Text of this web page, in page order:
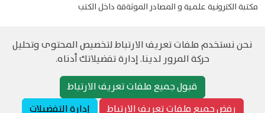
مكتبة الكترونية علمية و المصادر الموثةقة داخل الكتب
حقوق الطبع والنشر مرجح جميع الحقوق محفوظةسياسة و الخصوصية
نحن نستخدم ملفات تعريف الارتباط لتخصيص المحتوى وتحليل
حركة المرور لدينا. إدارة تفضيلاتك أدناه.
قبول جميع ملفات تعريف الارتباط
رفض جميع ملفات تعريف الارتباط
إدارة التفضيلات